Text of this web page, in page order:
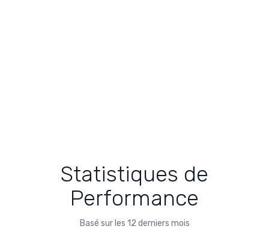
Statistiques de
Performance
Basé sur les 12 derniers mois